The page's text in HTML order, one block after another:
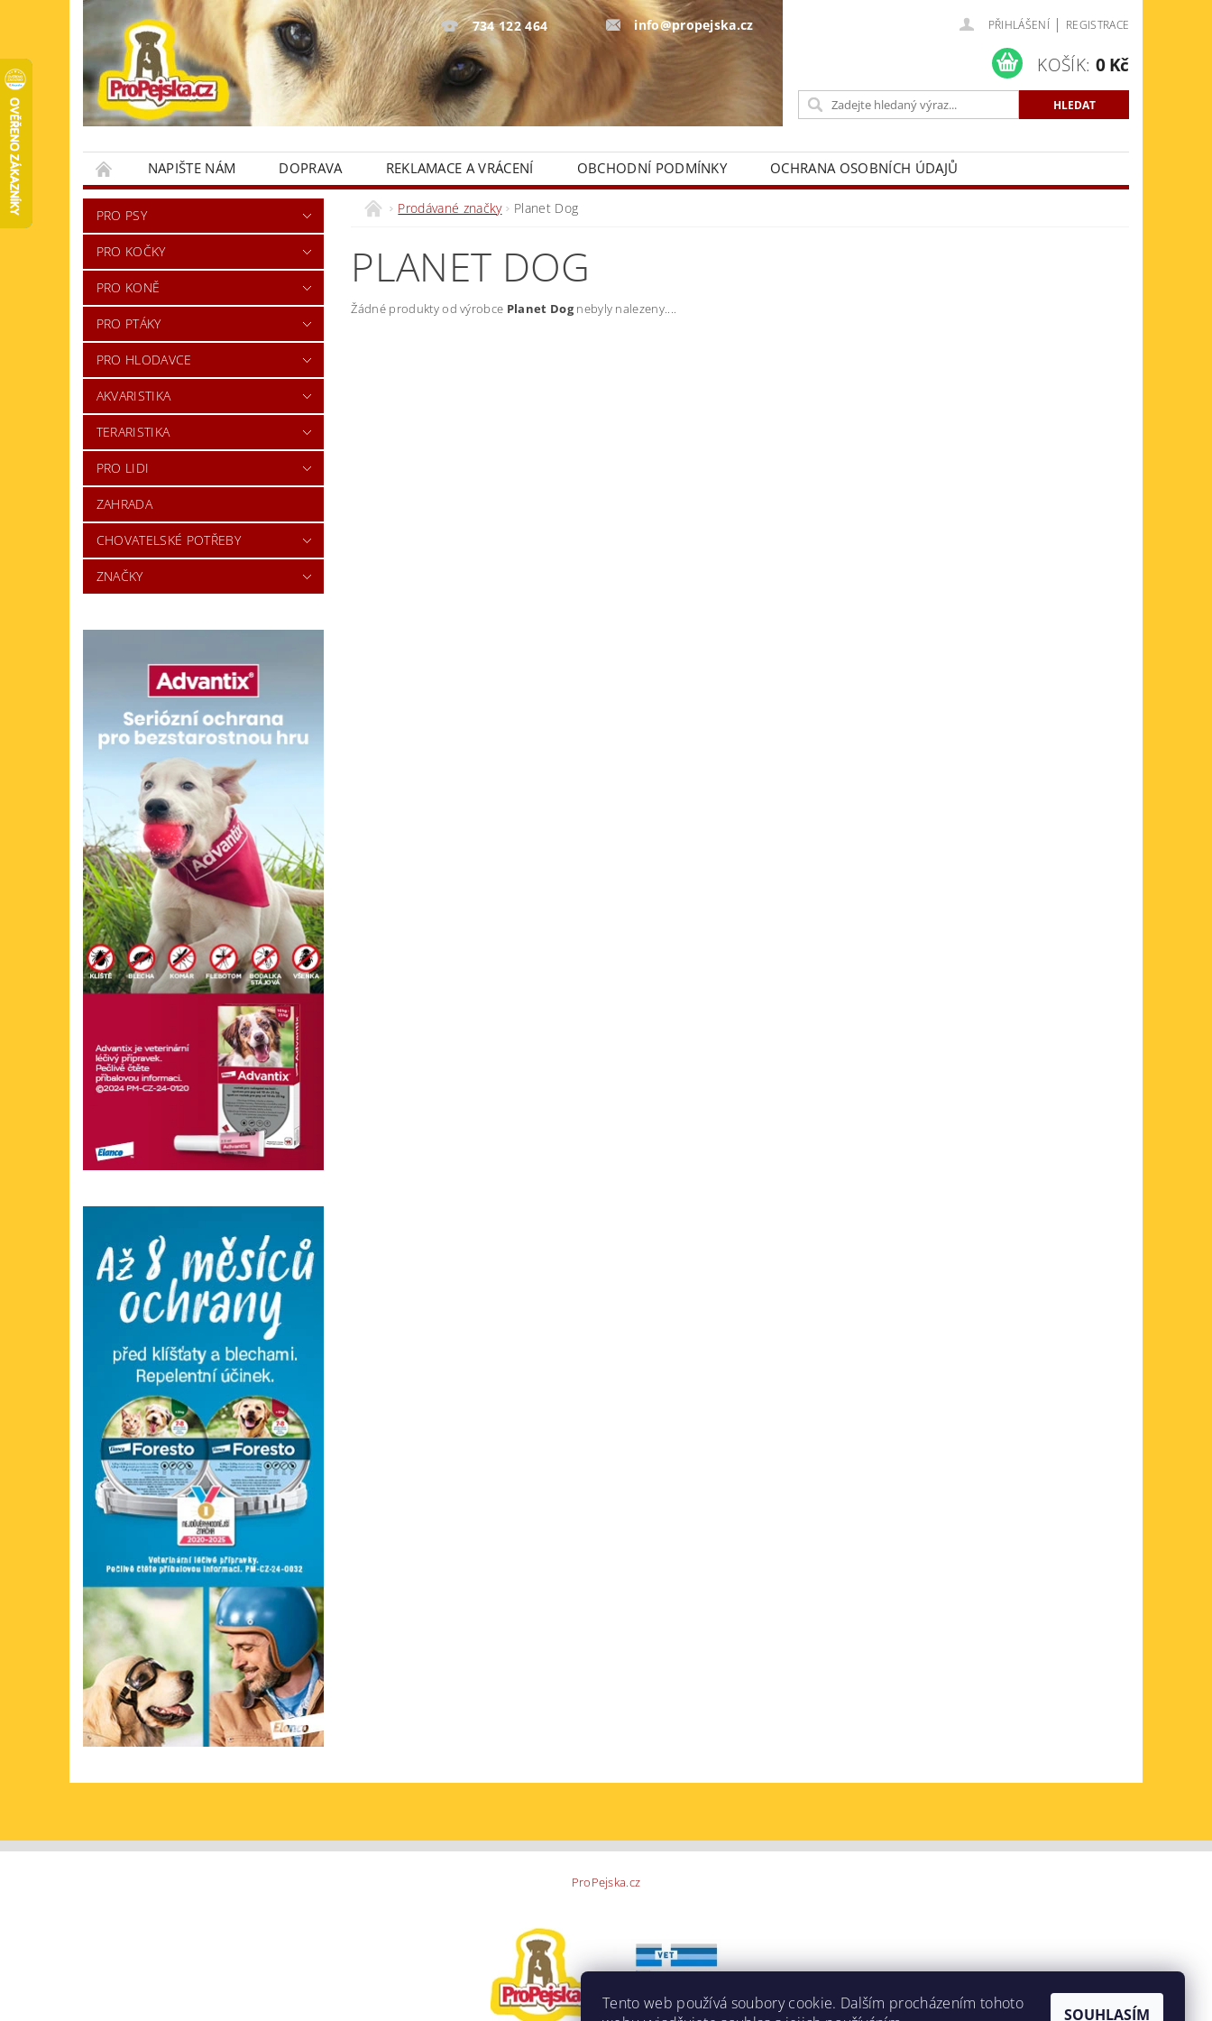
734 122 464 info@propejska.cz PŘIHLÁŠENÍ | REGISTRACE
KOŠÍK: 0 Kč
NAPIŠTE NÁM DOPRAVA REKLAMACE A VRÁCENÍ OBCHODNÍ PODMÍNKY
OCHRANA OSOBNÍCH ÚDAJŮ
KONTAKTY
PRO PSY
PRO KOČKY
PRO KONĚ
PRO PTÁKY
PRO HLODAVCE
AKVARISTIKA
TERARISTIKA
PRO LIDI
ZAHRADA
CHOVATELSKÉ POTŘEBY
ZNAČKY
Prodávané značky Planet Dog
PLANET DOG
Žádné produkty od výrobce Planet Dognebyly nalezeny....
ProPejska.cz
Tento web používá soubory cookie. Dalším procházením tohoto
SOUHLASÍM